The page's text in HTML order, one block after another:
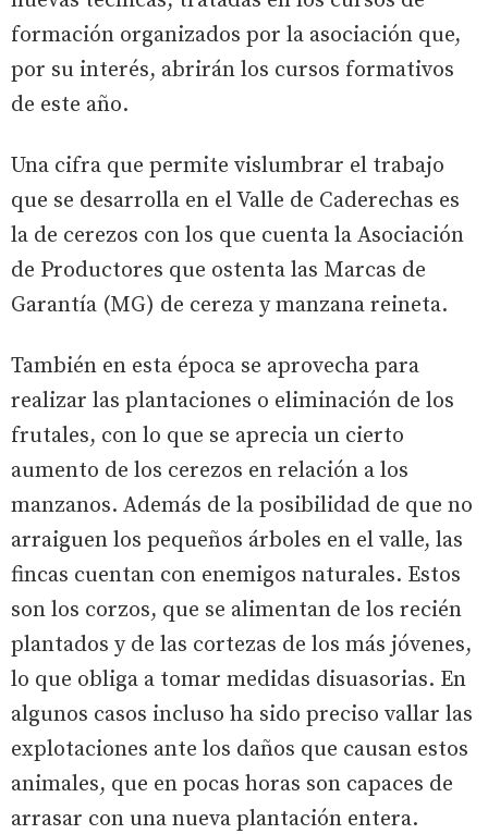
formación organizados por la asociación que,
por su interés, abrirán los cursos formativos
de este año.
Una cifra que permite vislumbrar el trabajo
que se desarrolla en el Valle de Caderechas es
la de cerezos con los que cuenta la Asociación
de Productores que ostenta las Marcas de
Garantía (MG) de cereza y manzana reineta.
También en esta época se aprovecha para
realizar las plantaciones o eliminación de los
frutales, con lo que se aprecia un cierto
aumento de los cerezos en relación a los
manzanos. Además de la posibilidad de que no
arraiguen los pequeños árboles en el valle, las
fincas cuentan con enemigos naturales. Estos
son los corzos, que se alimentan de los recién
plantados y de las cortezas de los más jóvenes,
lo que obliga a tomar medidas disuasorias. En
algunos casos incluso ha sido preciso vallar las
explotaciones ante los daños que causan estos
animales, que en pocas horas son capaces de
arrasar con una nueva plantación entera.